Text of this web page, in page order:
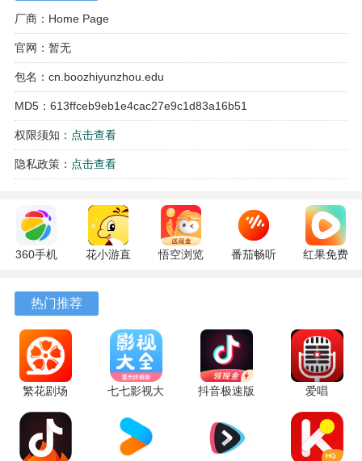
厂商：Home Page
官网：暂无
包名：cn.boozhiyunzhou.edu
MD5：613ffceb9eb1e4cac27e9c1d83a16b51
权限须知： 点击查看
隐私政策： 点击查看
360手机
10.13.27
最新版
花小游直
17.9.56
悟空浏览
番茄畅听
红果免费
热门推荐
繁花剧场
2.27.3 最新
版
七七影视大
抖音极速版
39.8.0 安卓
版
爱唱
8.6.6.2 最
新版